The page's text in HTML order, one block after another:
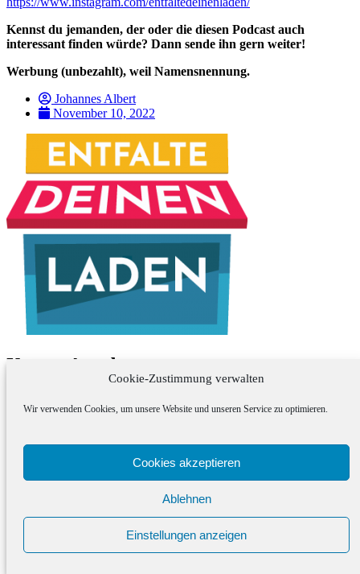
Cookie-Zustimmung verwalten
Wir verwenden Cookies, um unsere Website und unseren Service zu optimieren.
Cookies akzeptieren
Ablehnen
Einstellungen anzeigen
Kennst du jemanden, der oder die diesen Podcast auch
interessant finden würde? Dann sende ihn gern weiter!
Werbung (unbezahlt), weil Namensnennung.
Johannes Albert
November 10, 2022
Unsere Angebote
Entdecke den Club
1:1 Coaching
Entdecke den Club
Über uns